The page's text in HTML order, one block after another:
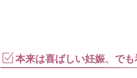
本来は喜ばしい妊娠、で